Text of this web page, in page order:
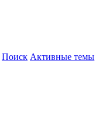
Поиск Активные темы